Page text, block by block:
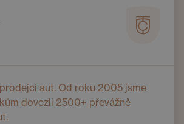
aut. Od roku 2005 jsme
dovezli 2500+ převážně